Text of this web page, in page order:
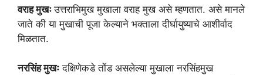
वराह मुखःउत्तराभिमुख मुखाला वराह मुख असे म्हणतात. असे मानले
जाते की या मुखाची पूजा केल्याने भक्ताला दीर्घायुष्याचे आशीर्वाद
मिळतात.
नरसिंह मुखः दक्षिणेकडे तोंड असलेल्या मुखाला नरसिंहमुख